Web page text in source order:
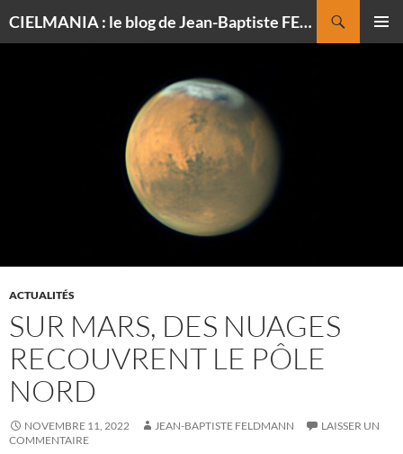
CIELMANIA : le blog de Jean-Baptiste FELDMANN, photographe du ciel
ACTUALITÉS
SUR MARS, DES NUAGES
RECOUVRENT LE PÔLE
NORD
NOVEMBRE 11, 2022 JEAN-BAPTISTE FELDMANN
LAISSER UN
COMMENTAIRE